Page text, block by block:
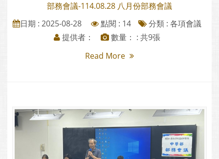
部務會議-114.08.28 八月份部務會議
日期 : 2025-08-28
點閱 : 14 分類 : 各項會議
提供者：
數量： : 共9張
Read More